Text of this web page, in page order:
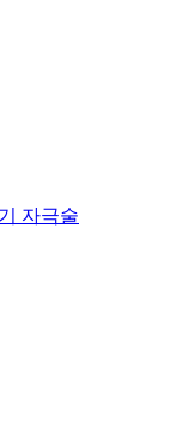
자극술